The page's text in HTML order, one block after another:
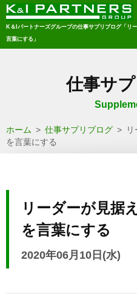
K＆Iパートナーズグループの仕事サプリブログ「リ
言葉にする」
仕事サ
ホーム > 仕事サプリブログ >
を言葉にする
リーダーが見据
を言葉にする
2020年06月10日(水)